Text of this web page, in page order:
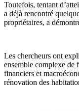
Toutefois, tentant
a déjà rencontré
propriétaires, a
Les chercheurs ont
ensemble complexe de
financiers et
rénovation des